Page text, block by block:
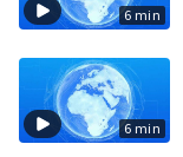
6 min
6 min